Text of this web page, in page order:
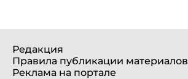
Редакция
Правила публикации материалов
Реклама на портале